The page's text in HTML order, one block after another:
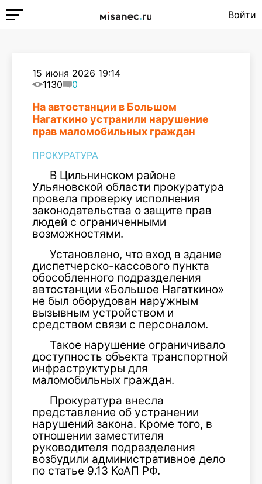
Войти
15 июня 2026 19:14
1130
0
На автостанции в Большом
Нагаткино устранили нарушение
прав маломобильных граждан
ПРОКУРАТУРА
В Цильнинском районе
Ульяновской области прокуратура
провела проверку исполнения
законодательства о защите прав
людей с ограниченными
возможностями.
Установлено, что вход в здание
диспетчерско-кассового пункта
обособленного подразделения
автостанции «Большое Нагаткино»
не был оборудован наружным
вызывным устройством и
средством связи с персоналом.
Такое нарушение ограничивало
доступность объекта транспортной
инфраструктуры для
маломобильных граждан.
Прокуратура внесла
представление об устранении
нарушений закона. Кроме того, в
отношении заместителя
руководителя подразделения
возбудили административное дело
по статье 9.13 КоАП РФ.